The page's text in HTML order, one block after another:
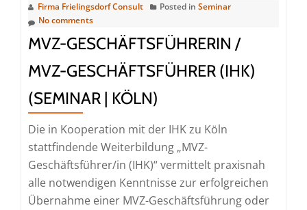
Firma Frielingsdorf Consult Posted in Seminar
No comments
MVZ-GESCHÄFTSFÜHRERIN /
MVZ-GESCHÄFTSFÜHRER (IHK)
(SEMINAR | KÖLN)
Die in Kooperation mit der IHK zu Köln
stattfindende Weiterbildung „MVZ-
Geschäftsführer/in (IHK)“ vermittelt praxisnah
alle notwendigen Kenntnisse zur erfolgreichen
Übernahme einer MVZ-Geschäftsführung oder